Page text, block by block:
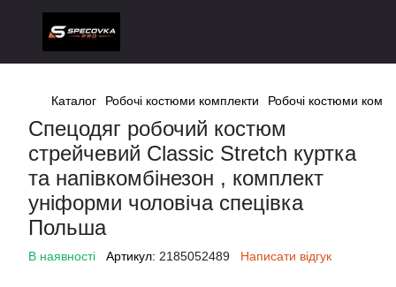
Каталог Робочі костюми комплекти Робочі костюми
Спецодяг робочий костюм
стрейчевий Classic Stretch куртка
та напівкомбінезон , комплект
уніформи чоловіча спецівка
Польша
В наявності Артикул: 2185052489 Написати відгук